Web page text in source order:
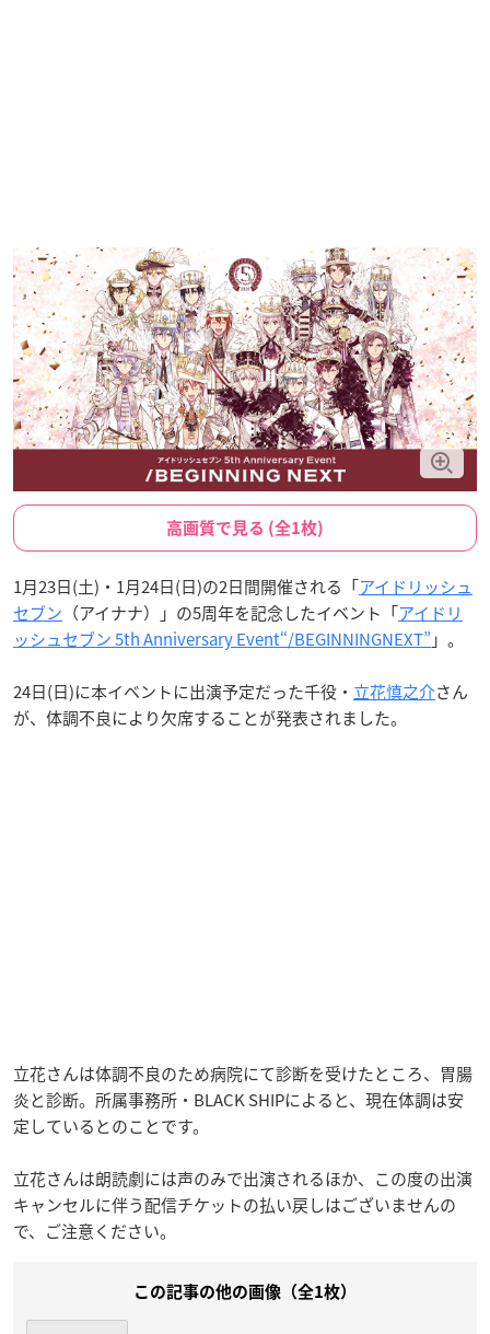
高画質で見る (全1枚)
1月23日(土)・1月24日(日)の2日間開催される「アイドリッシュ
セブン （アイナナ）」の5周年を記念したイベント「アイドリ
ッシュセブン 5th Anniversary Event“/BEGINNINGNEXT” 」。
24日(日)に本イベントに出演予定だった千役・ 立花慎之介さん
が、体調不良により欠席することが発表されました。
立花さんは体調不良のため病院にて診断を受けたところ、胃腸
炎と診断。所属事務所・BLACK SHIPによると、現在体調は安
定しているとのことです。
立花さんは朗読劇には声のみで出演されるほか、この度の出演
キャンセルに伴う配信チケットの払い戻しはございませんの
で、ご注意ください。
この記事の他の画像（全1枚）